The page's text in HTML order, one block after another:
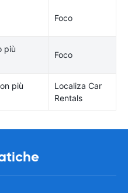
Foco
più
Foco
più
Localiza Car
Rentals